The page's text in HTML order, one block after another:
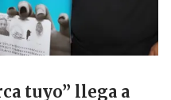
tuyo” llega a